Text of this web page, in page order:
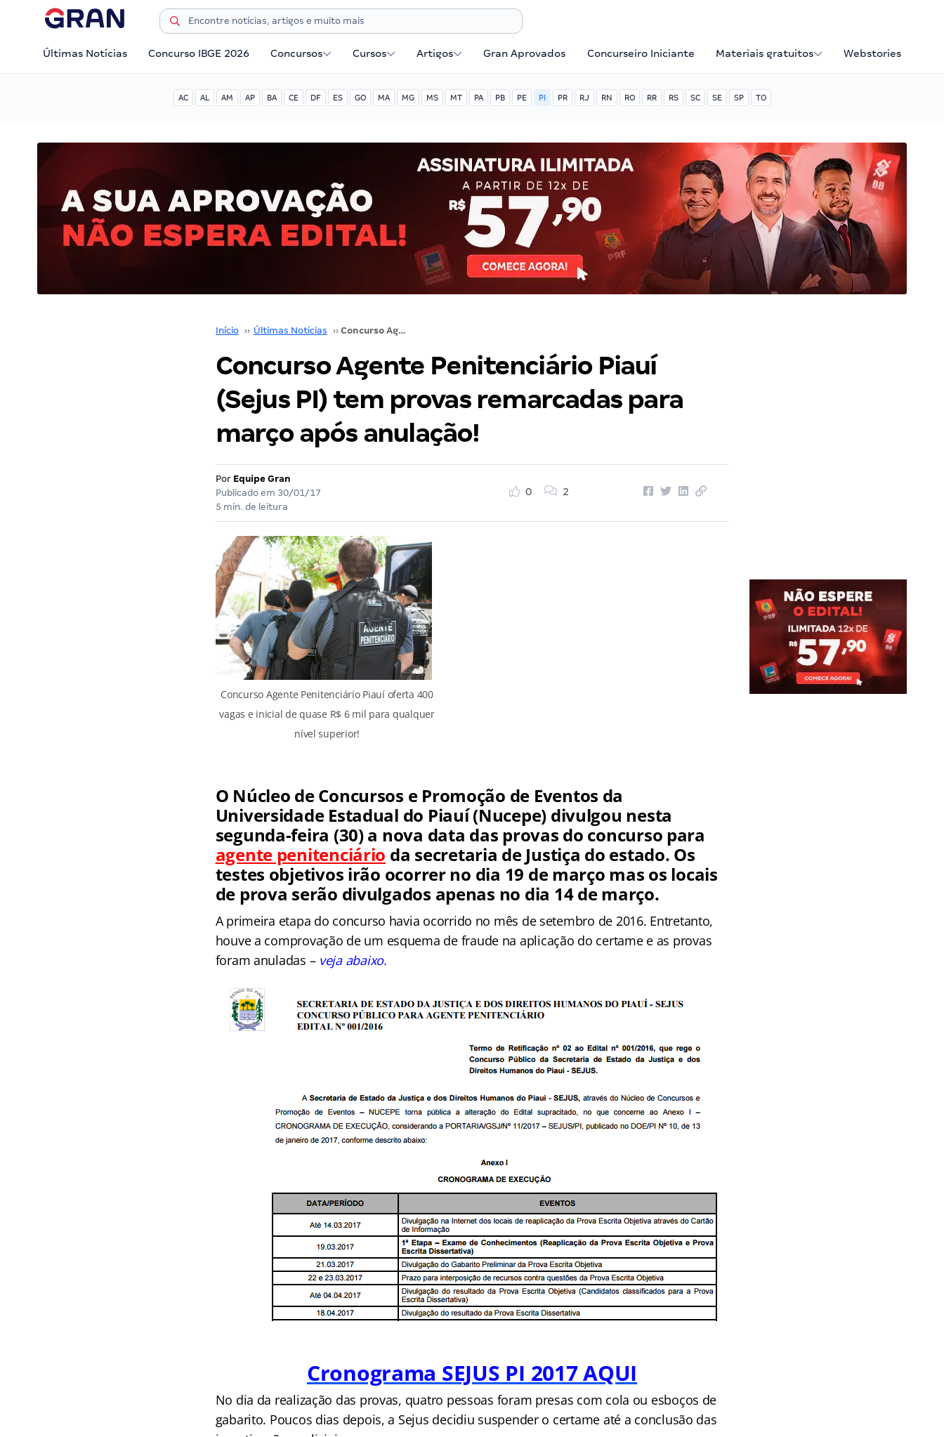
Últimas Notícias Concurso IBGE 2026 Concursos Cursos Artigos Gran Aprovados Concurseiro Iniciante Materiais gratuitos Webstories
AC AL AM AP BA CE DF ES GO MA MG MS MT PA PB PE PI PR RJ RN RO RR RS SC SE SP TO
Início ›› Últimas Notícias ›› Concurso Agente Penitenciário Piauí (Sejus PI) tem provas remarcadas para março após anulação!
Concurso Agente Penitenciário Piauí
(Sejus PI) tem provas remarcadas para
março após anulação!
Por Equipe Gran
Publicado em 30/01/17
5 min. de leitura
0 2
Concurso Agente Penitenciário Piauí oferta 400
vagas e inicial de quase R$ 6 mil para qualquer
nível superior!
O Núcleo de Concursos e Promoção de Eventos da
Universidade Estadual do Piauí (Nucepe) divulgou nesta
segunda-feira (30) a nova data das provas do concurso para
agente penitenciário da secretaria de Justiça do estado. Os
testes objetivos irão ocorrer no dia 19 de março mas os locais
de prova serão divulgados apenas no dia 14 de março.
A primeira etapa do concurso havia ocorrido no mês de setembro de 2016. Entretanto,
houve a comprovação de um esquema de fraude na aplicação do certame e as provas
foram anuladas –veja abaixo.
Cronograma SEJUS PI 2017 AQUI
No dia da realização das provas, quatro pessoas foram presas com cola ou esboços de
gabarito. Poucos dias depois, a Sejus decidiu suspender o certame até a conclusão das